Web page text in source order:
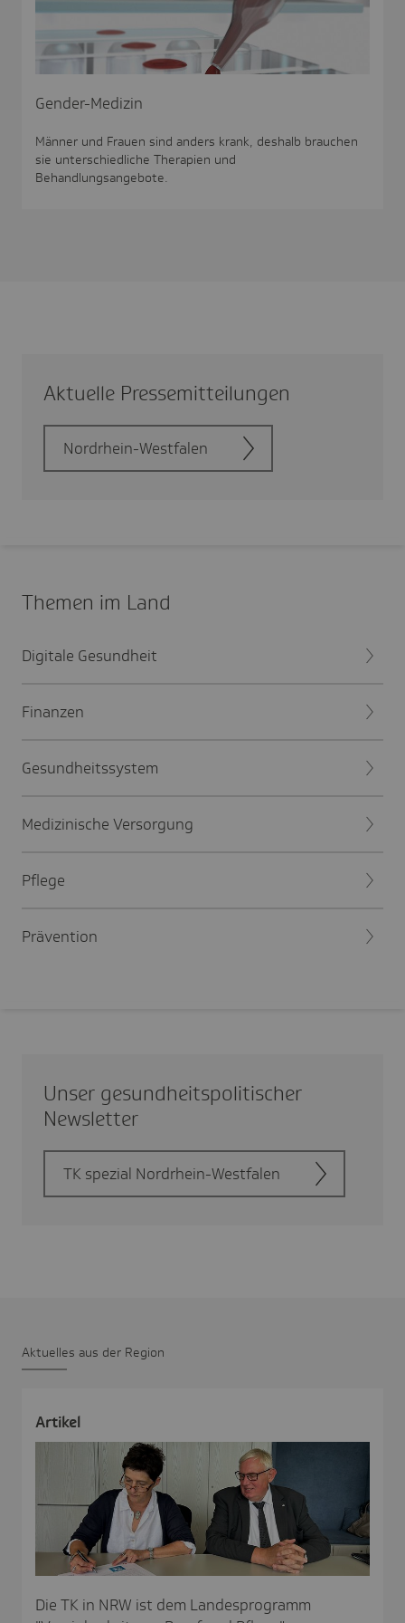
Gender-Medizin
Männer und Frauen sind anders krank, deshalb brauchen
sie unterschiedliche Therapien und
Behandlungsangebote.
Aktu­elle Pres­se­mit­tei­lungen
Nord­rhein-West­falen
Themen im Land
Digitale Gesundheit
Finanzen
Gesundheitssystem
Medizinische Versorgung
Pflege
Prävention
Unser gesund­heits­po­li­ti­scher
News­letter
TK spezial Nord­rhein-West­falen
Aktu­elles aus der Region
Artikel
Die TK in NRW ist dem Landesprogramm